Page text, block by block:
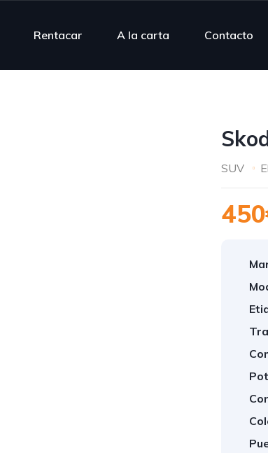
Rentacar A la carta Contacto
SUV